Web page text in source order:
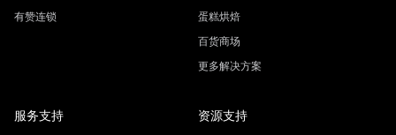
有赞连锁
蛋糕烘焙
百货商场
更多解决方案
服务支持 资源支持